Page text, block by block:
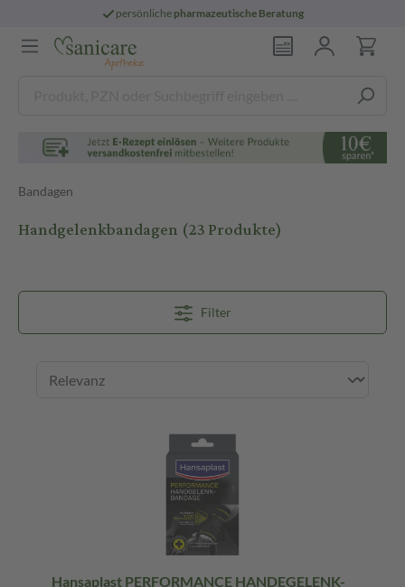
persönliche pharmazeutische Beratung
Bandagen
Handgelenkbandagen (23 Produkte)
Filter
Hansaplast PERFORMANCE HANDEGELENK-